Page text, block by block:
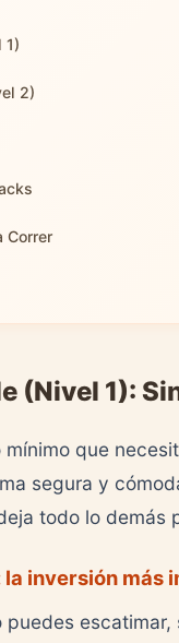
1)
2)
Correr
(Nivel 1):
que
segura y
todo lo demás
inversión más
puedes